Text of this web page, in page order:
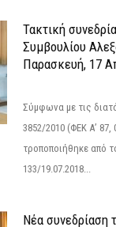
Τακτική
Συμβουλίου
Παρασκευή, 17
Σύμφωνα με τις
3852/2010 (ΦΕΚ Α’ 87,
τροποποιήθηκε από
133/19.07.2018...
Νέα συνεδρίαση